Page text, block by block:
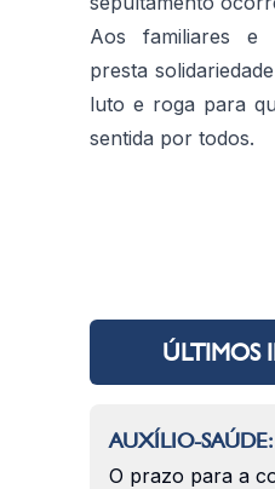
Aos familiares e
presta
luto e roga para
sentida por todos.
ÚLTIMOS
AUXÍLIO-
O prazo para a